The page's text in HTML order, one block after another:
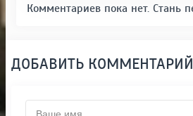
Комментариев пока нет. Стань
ДОБАВИТЬ КОММЕНТАРИЙ